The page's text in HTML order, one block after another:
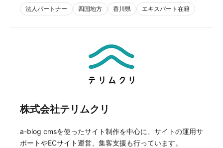
法人パートナー 四国地方 香川県 エキスパート在籍
株式会社テリムクリ
a-blog cmsを使ったサイト制作を中心に、サイトの運用サ
ポートやECサイト運営、集客支援も行っています。